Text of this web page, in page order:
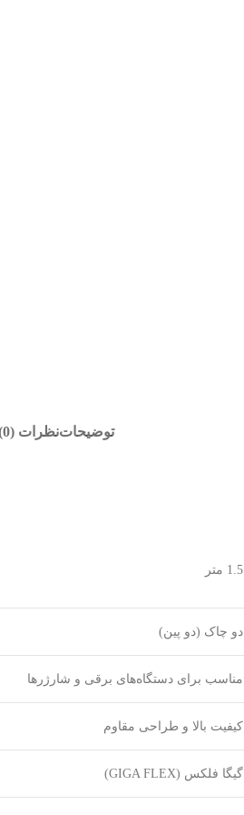
توضیحاتنظرات (0)
1.5 متر
دو چاک (دو پین)
مناسب برای دستگاه‌های برقی و شارژرها
کیفیت بالا و طراحی مقاوم
گیگا فلکس (GIGA FLEX)